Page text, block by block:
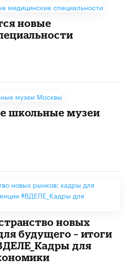
новые
школьные музеи
новых
будущего – итоги
для